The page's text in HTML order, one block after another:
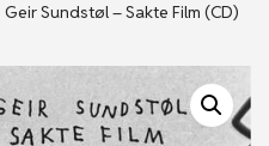
Geir Sundstøl – Sakte Film (CD)